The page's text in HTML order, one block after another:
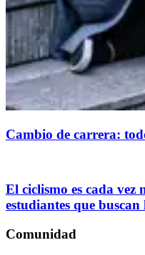
Cambio de carrera:
El ciclismo es cada vez
estudiantes que buscan
Comunidad